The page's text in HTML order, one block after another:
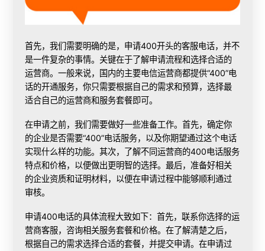
首先，我们需要明确的是，申请400开头的客服电话，并不
是一件复杂的事情。关键在于了解申请流程和选择合适的
运营商。一般来说，国内的主要电信运营商都提供“400”电
话的开通服务，你只需要根据自己的需求和预算，选择最
适合自己的运营商和服务套餐即可。
在申请之前，我们需要做好一些准备工作。首先，确定你
的企业是否需要“400”电话服务，以及你期望通过这个电话
实现什么样的功能。其次，了解不同运营商的400电话服务
特点和价格，以便做出更明智的选择。最后，准备好相关
的企业资质和证明材料，以便在申请过程中能够顺利通过
审核。
申请400电话的具体流程大致如下：首先，联系你选择的运
营商客服，咨询相关服务套餐和价格。在了解清楚之后，
根据自己的需求选择合适的套餐，并提交申请。在申请过